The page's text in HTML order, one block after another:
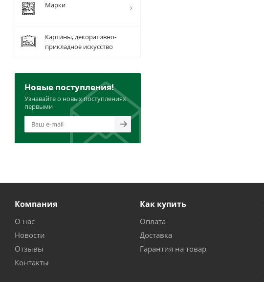
Марки
Картины, декоративно-
прикладное искусство
Новые поступления!
Узнавайте о новых поступлениях
первыми
Компания
О нас
Новости
Отзывы
Контакты
Как купить
Оплата
Доставка
Гарантия на товар